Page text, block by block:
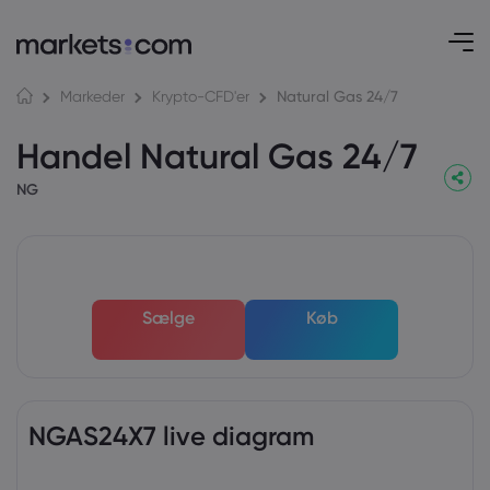
Markeder Krypto-CFD'er Natural Gas 24/7
Handel Natural Gas 24/7
NG
Sælge Køb
NGAS24X7 live diagram